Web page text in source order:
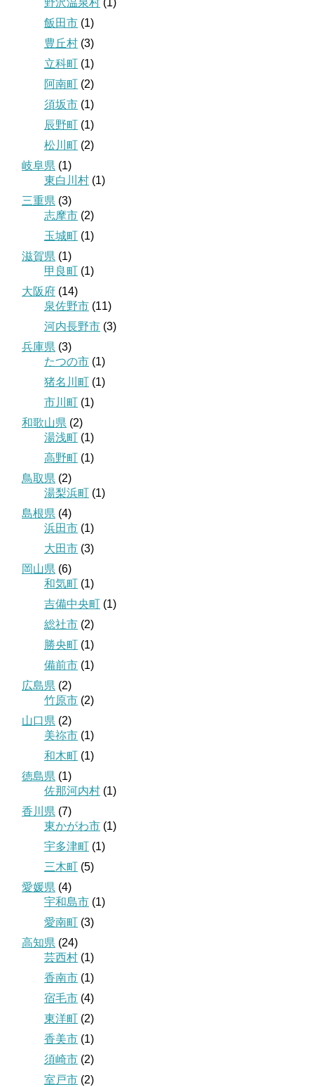
野沢温泉村 (1)
飯田市 (1)
豊丘村 (3)
立科町 (1)
阿南町 (2)
須坂市 (1)
辰野町 (1)
松川町 (2)
岐阜県 (1)
東白川村 (1)
三重県 (3)
志摩市 (2)
玉城町 (1)
滋賀県 (1)
甲良町 (1)
大阪府 (14)
泉佐野市 (11)
河内長野市 (3)
兵庫県 (3)
たつの市 (1)
猪名川町 (1)
市川町 (1)
和歌山県 (2)
湯浅町 (1)
高野町 (1)
鳥取県 (2)
湯梨浜町 (1)
島根県 (4)
浜田市 (1)
大田市 (3)
岡山県 (6)
和気町 (1)
吉備中央町 (1)
総社市 (2)
勝央町 (1)
備前市 (1)
広島県 (2)
竹原市 (2)
山口県 (2)
美祢市 (1)
和木町 (1)
徳島県 (1)
佐那河内村 (1)
香川県 (7)
東かがわ市 (1)
宇多津町 (1)
三木町 (5)
愛媛県 (4)
宇和島市 (1)
愛南町 (3)
高知県 (24)
芸西村 (1)
香南市 (1)
宿毛市 (4)
東洋町 (2)
香美市 (1)
須崎市 (2)
室戸市 (2)